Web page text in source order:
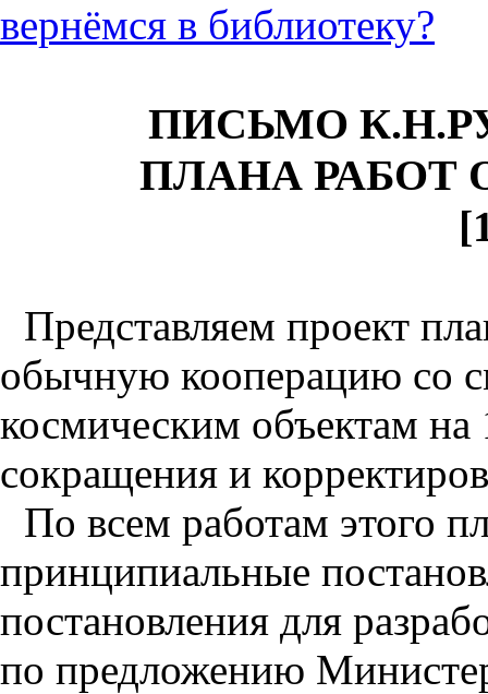
вернёмся в библиотеку?
ПИСЬМО
ПЛАНА РАБОТ
Представляем проект
обычную кооперацию со
космическим объектам на
сокращения и
По всем работам этого
принципиальные
постановления для
по предложению